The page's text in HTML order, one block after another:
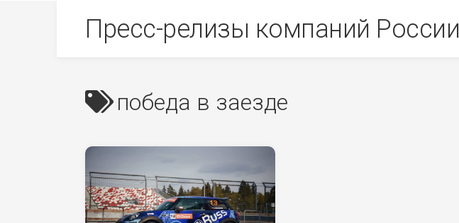
Пресс-релизы компаний России
победа в заезде